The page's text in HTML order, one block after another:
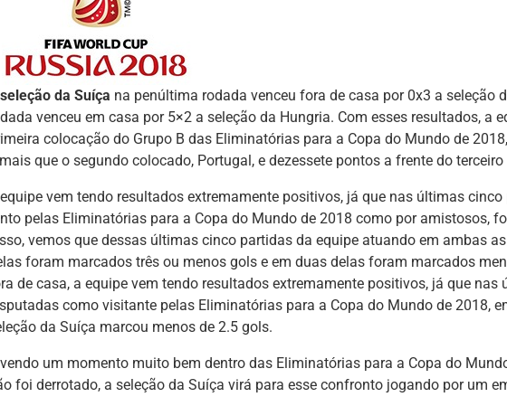
seleção da Suíça na penúltima rodada venceu fora de casa por 0x3 a seleção
venceu em casa por 5×2 a seleção da Hungria. Com esses resultados, a
colocação do Grupo B das Eliminatórias para a Copa do Mundo de
que o segundo colocado, Portugal, e dezessete pontos a frente do
vem tendo resultados extremamente positivos, já que nas últimas
pelas Eliminatórias para a Copa do Mundo de 2018 como por amistosos,
vemos que dessas últimas cinco partidas da equipe atuando em ambas
foram marcados três ou menos gols e em duas delas foram marcados
de casa, a equipe vem tendo resultados extremamente positivos, já que
como visitante pelas Eliminatórias para a Copa do Mundo de 2018,
da Suíça marcou menos de 2.5 gols.
um momento muito bem dentro das Eliminatórias para a Copa do
foi derrotado, a seleção da Suíça virá para esse confronto jogando por um